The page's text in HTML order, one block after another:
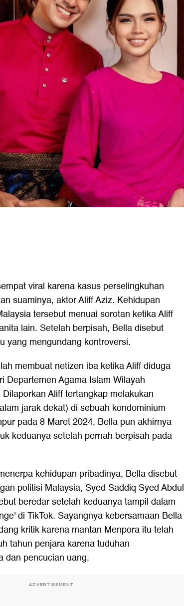
viral karena kasus perselingkuhan
suaminya, aktor Aliff Aziz. Kehidupan
tersebut menuai sorotan ketika Aliff
lain. Setelah berpisah, Bella disebut
yang mengundang kontroversi.
membuat netizen iba ketika Aliff diduga
Departemen Agama Islam Wilayah
Aliff tertangkap melakukan
jarak dekat) di sebuah kondominium
pada 8 Maret 2024. Bella pun akhirnya
keduanya setelah pernah berpisah pada
kehidupan pribadinya, Bella disebut
politisi Malaysia, Syed Saddiq Syed Abdul
beredar setelah keduanya tampil dalam
di TikTok. Sayangnya kebersamaan Bella
kritik karena mantan Menpora itu telah
tahun penjara karena tuduhan
dan pencucian uang.
ADVERTISEMENT